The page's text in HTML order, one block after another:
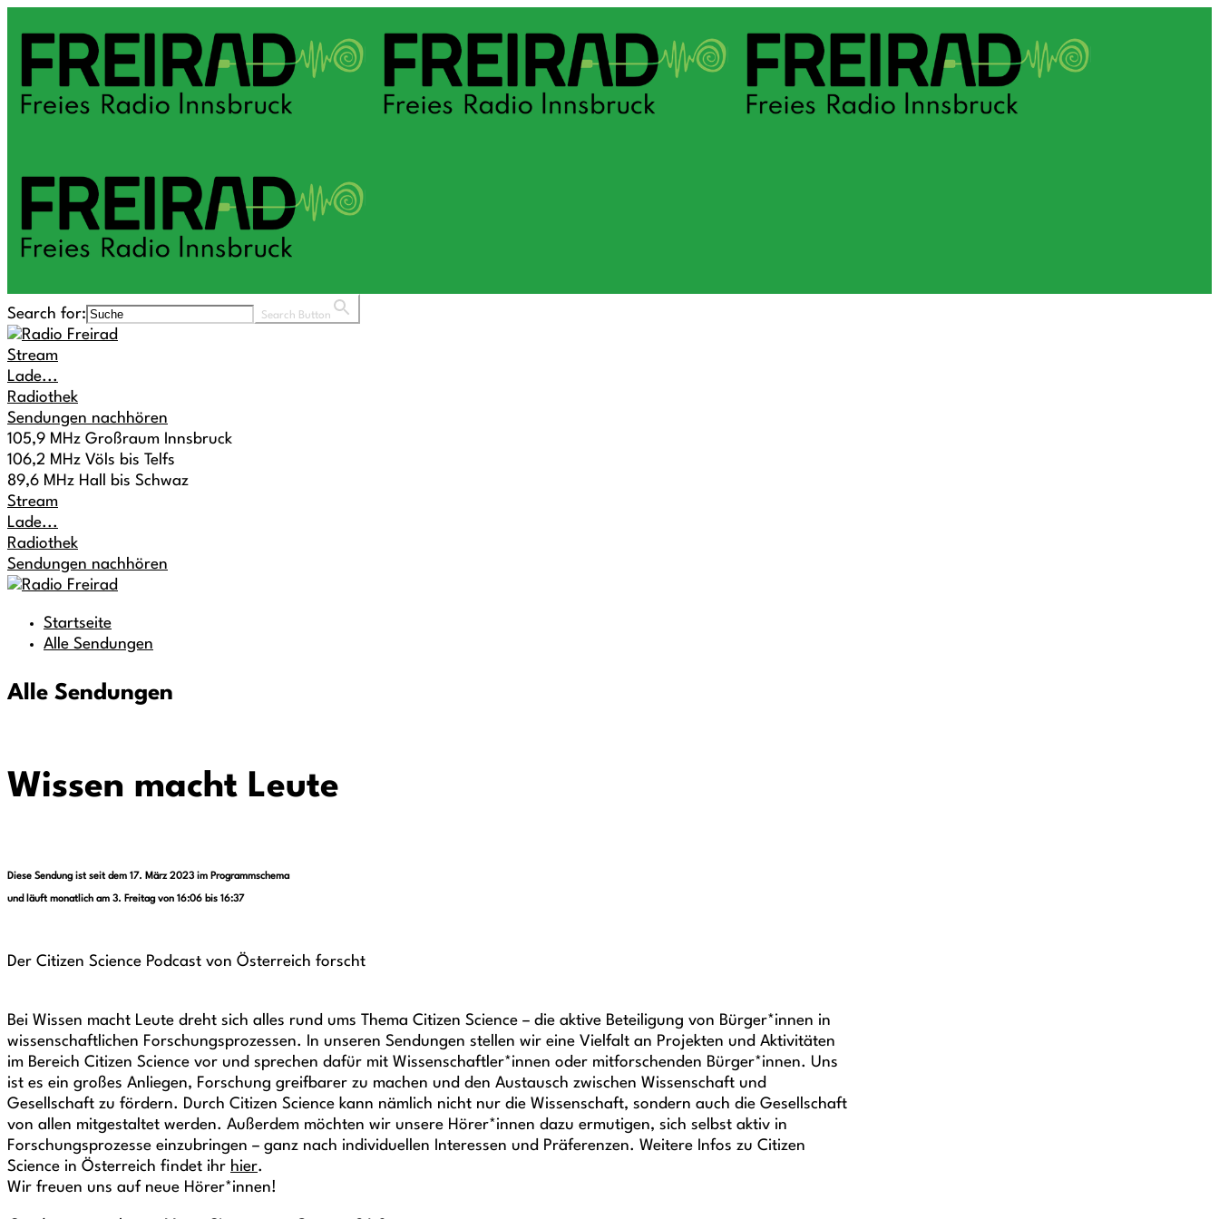
Search for: Search Button
Stream
Lade...
Radiothek
Sendungen nachhören
105,9 MHz Großraum Innsbruck
106,2 MHz Völs bis Telfs
89,6 MHz Hall bis Schwaz
Stream
Lade...
Radiothek
Sendungen nachhören
Startseite
Alle Sendungen
Alle Sendungen
Wissen macht Leute
Diese Sendung ist seit dem 17. März 2023 im Programmschema
und läuft monatlich am 3. Freitag von 16:06 bis 16:37
Der Citizen Science Podcast von Österreich forscht
Bei Wissen macht Leute dreht sich alles rund ums Thema Citizen Science – die aktive Beteiligung von Bürger*innen in
wissenschaftlichen Forschungsprozessen. In unseren Sendungen stellen wir eine Vielfalt an Projekten und Aktivitäten
im Bereich Citizen Science vor und sprechen dafür mit Wissenschaftler*innen oder mitforschenden Bürger*innen. Uns
ist es ein großes Anliegen, Forschung greifbarer zu machen und den Austausch zwischen Wissenschaft und
Gesellschaft zu fördern. Durch Citizen Science kann nämlich nicht nur die Wissenschaft, sondern auch die Gesellschaft
von allen mitgestaltet werden. Außerdem möchten wir unsere Hörer*innen dazu ermutigen, sich selbst aktiv in
Forschungsprozesse einzubringen – ganz nach individuellen Interessen und Präferenzen. Weitere Infos zu Citizen
Science in Österreich findet ihr hier.
Wir freuen uns auf neue Hörer*innen!